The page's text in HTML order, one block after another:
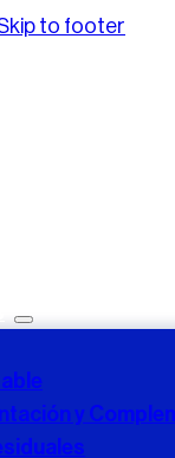
to footer
y